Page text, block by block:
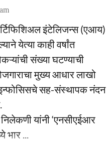
इंटेलिजन्स (एआय)
येत्या काही वर्षांत
संख्या घटण्याची
मुख्य आधार लाखो
सह-संस्थापक नंदन
यांनी ‘एनसीएईआर
...